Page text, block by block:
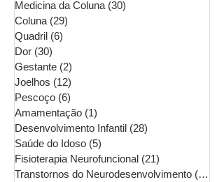
Medicina da Coluna (30)
Coluna (29)
Quadril (6)
Dor (30)
Gestante (2)
Joelhos (12)
Pescoço (6)
Amamentação (1)
Desenvolvimento Infantil (28)
Saúde do Idoso (5)
Fisioterapia Neurofuncional (21)
Transtornos do Neurodesenvolvimento (16)